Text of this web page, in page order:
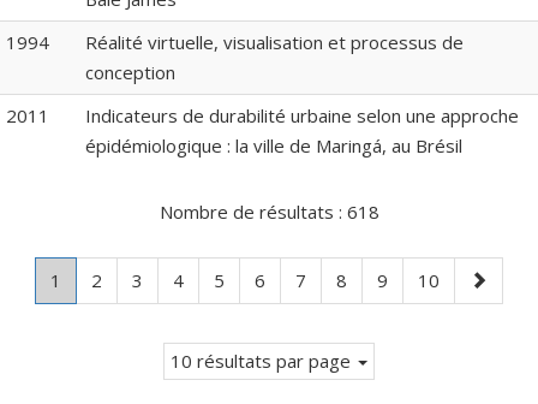
1994
Réalité virtuelle, visualisation et processus de
conception
2011
Indicateurs de durabilité urbaine selon une approche
épidémiologique : la ville de Maringá, au Brésil
Nombre de résultats : 618
Page
1
Page
Page
2 Page
3 Page
4 Page
5 Page
6 Page
7 Page
8 Page
9 Page
10
Page
suivante
10 résultats par page